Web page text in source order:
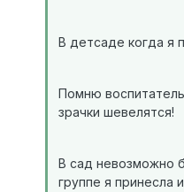
В детсаде когда я
Помню
зрачки шевелятся!
В сад невозможно
группе я принесла